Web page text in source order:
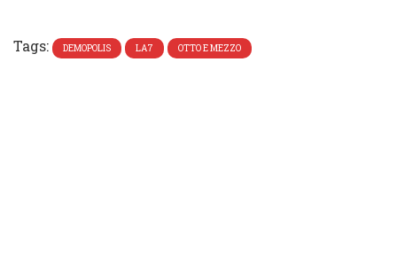
Tags: DEMOPOLIS LA7 OTTO E MEZZO